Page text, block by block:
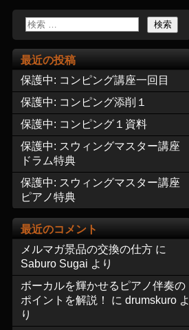
最近の投稿
保護中: コンピング講座一回目
保護中: コンピング添削１
保護中: コンピング１資料
保護中: スウィングマスター講座
ドラム特典
保護中: スウィングマスター講座
ピアノ特典
最近のコメント
メルマガ景品の交換の仕方 に
Saburo Sugai より
ボーカルを輝かせるピアノ伴奏の
ポイントを解説！
に drumskuro よ
り